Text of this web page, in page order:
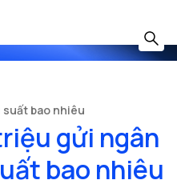
suất bao nhiêu
gửi ngân
bao nhiêu